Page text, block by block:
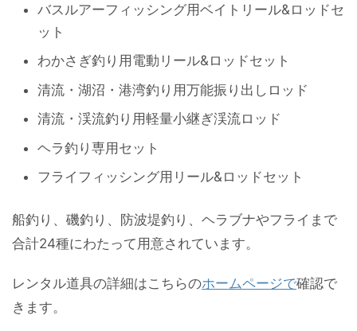
バスルアーフィッシング用ベイトリール&ロッドセ
ット
わかさぎ釣り用電動リール&ロッドセット
清流・湖沼・港湾釣り用万能振り出しロッド
清流・渓流釣り用軽量小継ぎ渓流ロッド
ヘラ釣り専用セット
フライフィッシング用リール&ロッドセット
船釣り、磯釣り、防波堤釣り、ヘラブナやフライまで
合計24種にわたって用意されています。
レンタル道具の詳細はこちらのホームページで確認で
きます。